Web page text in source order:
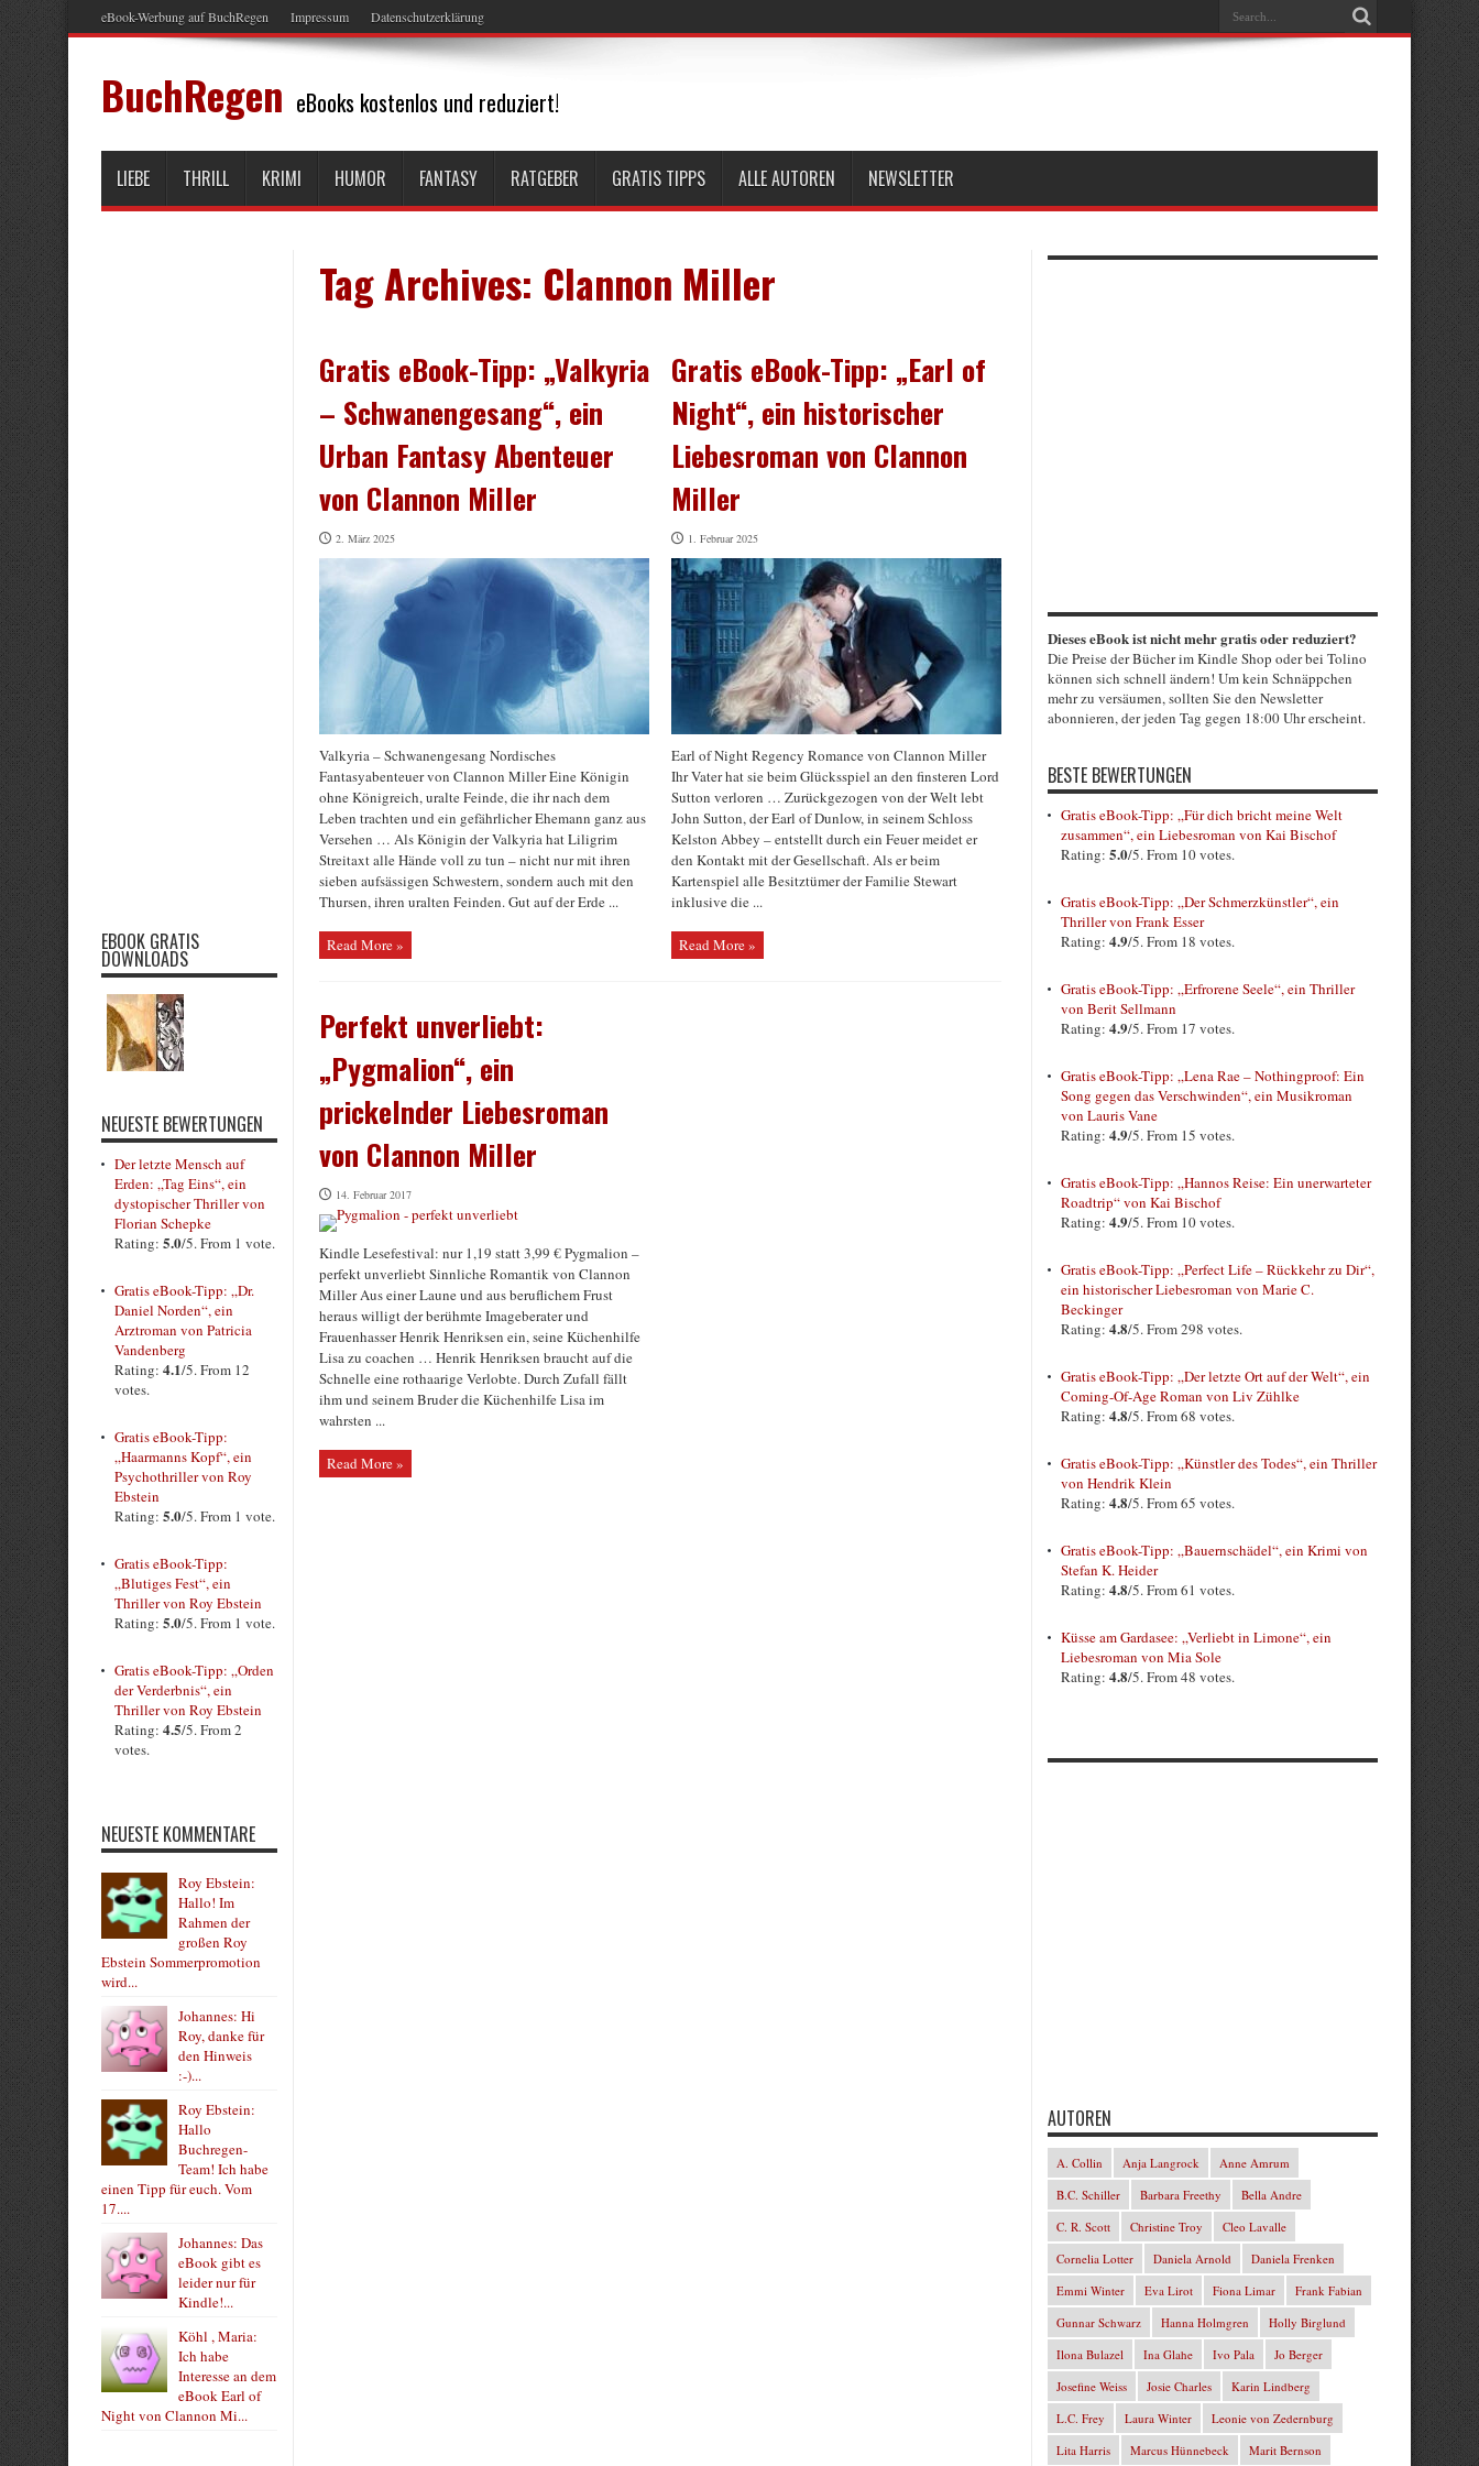
eBook-Werbung auf BuchRegen Impressum Datenschutzerklärung
BuchRegen eBooks kostenlos und reduziert!
LIEBE THRILL KRIMI HUMOR FANTASY RATGEBER GRATIS TIPPS ALLE AUTOREN NEWSLETTER
Tag Archives: Clannon Miller
Gratis eBook-Tipp: „Valkyria
– Schwanengesang“, ein
Urban Fantasy Abenteuer
von Clannon Miller
2. März 2025
Valkyria – Schwanengesang Nordisches
Fantasyabenteuer von Clannon Miller Eine Königin
ohne Königreich, uralte Feinde, die ihr nach dem
Leben trachten und ein gefährlicher Ehemann ganz aus
Versehen … Als Königin der Valkyria hat Liligrim
Streitaxt alle Hände voll zu tun – nicht nur mit ihren
sieben aufsässigen Schwestern, sondern auch mit den
Thursen, ihren uralten Feinden. Gut auf der Erde ...
Read More »
Gratis eBook-Tipp: „Earl of
Night“, ein historischer
Liebesroman von Clannon
Miller
1. Februar 2025
Earl of Night Regency Romance von Clannon Miller
Ihr Vater hat sie beim Glücksspiel an den finsteren Lord
Sutton verloren … Zurückgezogen von der Welt lebt
John Sutton, der Earl of Dunlow, in seinem Schloss
Kelston Abbey – entstellt durch ein Feuer meidet er
den Kontakt mit der Gesellschaft. Als er beim
Kartenspiel alle Besitztümer der Familie Stewart
inklusive die ...
Read More »
Perfekt unverliebt:
„Pygmalion“, ein
prickelnder Liebesroman
von Clannon Miller
14. Februar 2017
Kindle Lesefestival: nur 1,19 statt 3,99 € Pygmalion –
perfekt unverliebt Sinnliche Romantik von Clannon
Miller Aus einer Laune und aus beruflichem Frust
heraus willigt der berühmte Imageberater und
Frauenhasser Henrik Henriksen ein, seine Küchenhilfe
Lisa zu coachen … Henrik Henriksen braucht auf die
Schnelle eine rothaarige Verlobte. Durch Zufall fällt
ihm und seinem Bruder die Küchenhilfe Lisa im
wahrsten ...
Read More »
EBOOK GRATIS
DOWNLOADS
NEUESTE BEWERTUNGEN
Der letzte Mensch auf
Erden: „Tag Eins“, ein
dystopischer Thriller von
Florian Schepke
Rating: 5.0/5. From 1 vote.
Gratis eBook-Tipp: „Dr.
Daniel Norden“, ein
Arztroman von Patricia
Vandenberg
Rating: 4.1/5. From 12
votes.
Gratis eBook-Tipp:
„Haarmanns Kopf“, ein
Psychothriller von Roy
Ebstein
Rating: 5.0/5. From 1 vote.
Gratis eBook-Tipp:
„Blutiges Fest“, ein
Thriller von Roy Ebstein
Rating: 5.0/5. From 1 vote.
Gratis eBook-Tipp: „Orden
der Verderbnis“, ein
Thriller von Roy Ebstein
Rating: 4.5/5. From 2
votes.
NEUESTE KOMMENTARE
Roy Ebstein:
Hallo! Im
Rahmen der
großen Roy
Ebstein Sommerpromotion
wird...
Johannes: Hi
Roy, danke für
den Hinweis
:-)...
Roy Ebstein:
Hallo
Buchregen-
Team! Ich habe
einen Tipp für euch. Vom
17....
Johannes: Das
eBook gibt es
leider nur für
Kindle!...
Köhl , Maria:
Ich habe
Interesse an dem
eBook Earl of
Night von Clannon Mi...
Dieses eBook ist nicht mehr gratis oder reduziert?
Die Preise der Bücher im Kindle Shop oder bei Tolino
können sich schnell ändern! Um kein Schnäppchen
mehr zu versäumen, sollten Sie den Newsletter
abonnieren, der jeden Tag gegen 18:00 Uhr erscheint.
BESTE BEWERTUNGEN
Gratis eBook-Tipp: „Für dich bricht meine Welt
zusammen“, ein Liebesroman von Kai Bischof
Rating: 5.0/5. From 10 votes.
Gratis eBook-Tipp: „Der Schmerzkünstler“, ein
Thriller von Frank Esser
Rating: 4.9/5. From 18 votes.
Gratis eBook-Tipp: „Erfrorene Seele“, ein Thriller
von Berit Sellmann
Rating: 4.9/5. From 17 votes.
Gratis eBook-Tipp: „Lena Rae – Nothingproof: Ein
Song gegen das Verschwinden“, ein Musikroman
von Lauris Vane
Rating: 4.9/5. From 15 votes.
Gratis eBook-Tipp: „Hannos Reise: Ein unerwarteter
Roadtrip“ von Kai Bischof
Rating: 4.9/5. From 10 votes.
Gratis eBook-Tipp: „Perfect Life – Rückkehr zu Dir“,
ein historischer Liebesroman von Marie C.
Beckinger
Rating: 4.8/5. From 298 votes.
Gratis eBook-Tipp: „Der letzte Ort auf der Welt“, ein
Coming-Of-Age Roman von Liv Zühlke
Rating: 4.8/5. From 68 votes.
Gratis eBook-Tipp: „Künstler des Todes“, ein Thriller
von Hendrik Klein
Rating: 4.8/5. From 65 votes.
Gratis eBook-Tipp: „Bauernschädel“, ein Krimi von
Stefan K. Heider
Rating: 4.8/5. From 61 votes.
Küsse am Gardasee: „Verliebt in Limone“, ein
Liebesroman von Mia Sole
Rating: 4.8/5. From 48 votes.
AUTOREN
A. Collin Anja Langrock
Anne Amrum
B.C. Schiller
Barbara Freethy
Bella Andre
C. R. Scott
Christine Troy
Cleo Lavalle
Cornelia Lotter
Daniela Arnold
Daniela Frenken
Emmi Winter
Eva Lirot Fiona Limar
Frank Fabian
Gunnar Schwarz
Hanna Holmgren
Holly Birglund
Ilona Bulazel
Ina Glahe Ivo Pala
Jo Berger
Josefine Weiss
Josie Charles
Karin Lindberg
L.C. Frey
Laura Winter
Leonie von Zedernburg
Lita Harris
Marcus Hünnebeck Marit Bernson